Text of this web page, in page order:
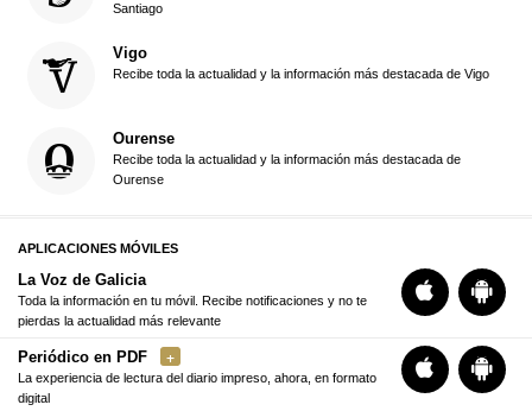
Santiago
Vigo
Recibe toda la actualidad y la información más destacada de Vigo
Ourense
Recibe toda la actualidad y la información más destacada de
Ourense
APLICACIONES MÓVILES
La Voz de Galicia
Toda la información en tu móvil. Recibe notificaciones y no te
pierdas la actualidad más relevante
Periódico en PDF
La experiencia de lectura del diario impreso, ahora, en formato
digital